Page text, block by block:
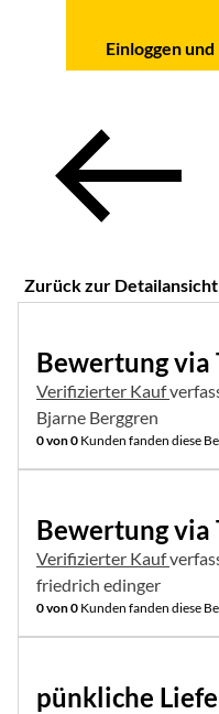
Einloggen
Zurück zur Detailansicht
Bewertung via
Verifizierter Kauf
Bjarne Berggren
0 von 0 Kunden fanden diese
Bewertung via
Verifizierter Kauf
friedrich edinger
0 von 0 Kunden fanden diese
pünkliche